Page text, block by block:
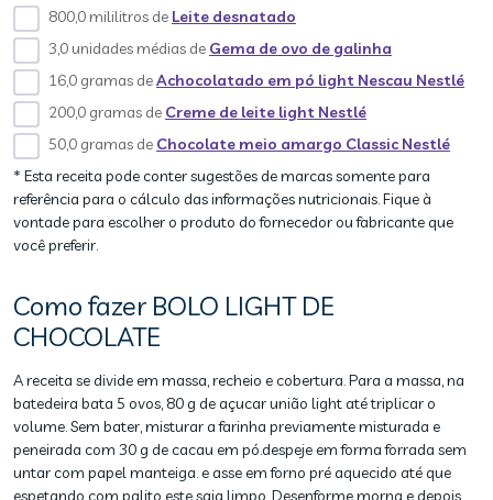
800,0 mililitros de Leite desnatado
3,0 unidades médias de Gema de ovo de galinha
16,0 gramas deAchocolatado em pó light Nescau Nestlé
200,0 gramas de Creme de leite light Nestlé
50,0 gramas de Chocolate meio amargo Classic Nestlé
* Esta receita pode conter sugestões de marcas somente para
referência para o cálculo das informações nutricionais. Fique à
vontade para escolher o produto do fornecedor ou fabricante que
você preferir.
Como fazer BOLO LIGHT DE
CHOCOLATE
A receita se divide em massa, recheio e cobertura. Para a massa, na
batedeira bata 5 ovos, 80 g de açucar união light até triplicar o
volume. Sem bater, misturar a farinha previamente misturada e
peneirada com 30 g de cacau em pó.despeje em forma forrada sem
untar com papel manteiga. e asse em forno pré aquecido até que
espetando com palito este saia limpo. Desenforme morna e depois